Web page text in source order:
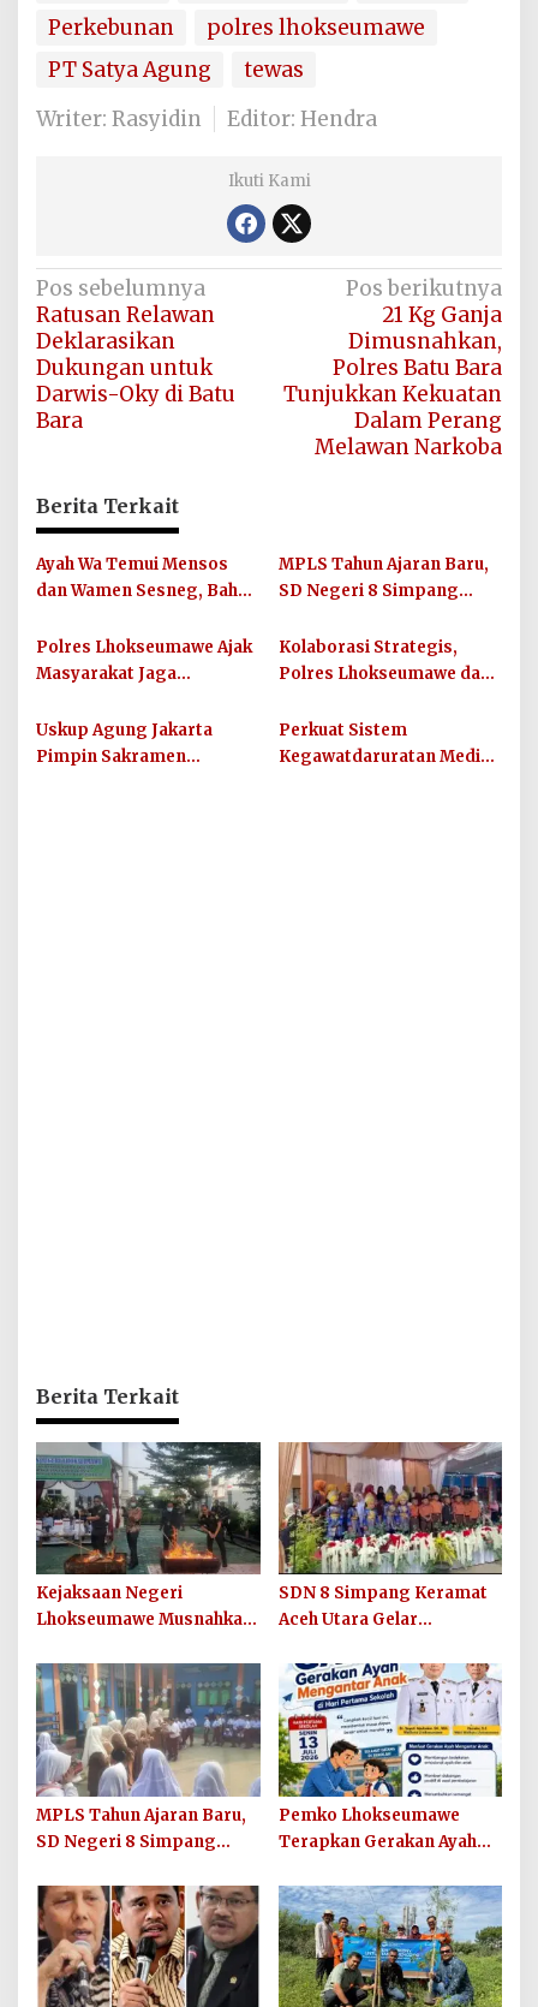
Perkebunan
polres lhokseumawe
PT Satya Agung
tewas
Writer: Rasyidin
Editor: Hendra
Ikuti Kami
Navigasi
pos
Pos sebelumnya
Ratusan Relawan
Deklarasikan
Dukungan untuk
Darwis-Oky di Batu
Bara
Pos berikutnya
21 Kg Ganja
Dimusnahkan,
Polres Batu Bara
Tunjukkan Kekuatan
Dalam Perang
Melawan Narkoba
Berita Terkait
Ayah Wa Temui Mensos
dan Wamen Sesneg, Bahas
Dana Direktif Presiden
MPLS Tahun Ajaran Baru,
SD Negeri 8 Simpang
Sekolah Berkualitas dan
Berkarakter
Polres Lhokseumawe Ajak
Masyarakat Jaga
Sportivitas Jelang Piala
Dunia 2026
Kolaborasi Strategis,
Polres Lhokseumawe dan
Layanan Publik
Berkualitas
Uskup Agung Jakarta
Pimpin Sakramen
Perkuat Sistem
Kegawatdaruratan Medis,
Berita Terkait
Kejaksaan Negeri
Lhokseumawe Musnahkan
Berkekuatan Hukum Tetap
dan Sosialisasikan Lelang
Barang Rampasan
SDN 8 Simpang Keramat
Aceh Utara Gelar
Tahun Ajaran 2026/2027
MPLS Tahun Ajaran Baru,
SD Negeri 8 Simpang
Sekolah Berkualitas dan
Berkarakter
Pemko Lhokseumawe
Terapkan Gerakan Ayah
Sekolah